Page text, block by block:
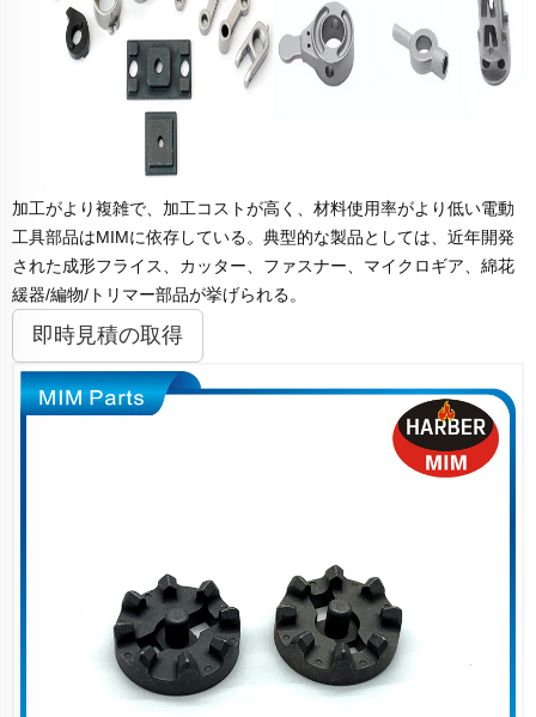
加工がより複雑で、加工コストが高く、材料使用率がより低い電動
工具部品はMIMに依存している。典型的な製品としては、近年開発
された成形フライス、カッター、ファスナー、マイクロギア、綿花
緩器/編物/トリマー部品が挙げられる。
即時見積の取得